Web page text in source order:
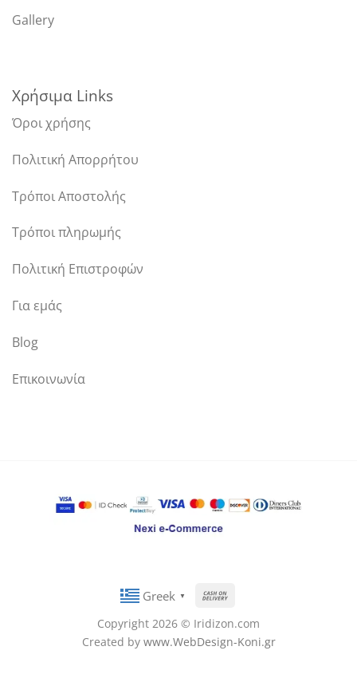
Gallery
Χρήσιμα Links
Όροι χρήσης
Πολιτική Απορρήτου
Τρόποι Αποστολής
Τρόποι πληρωμής
Πολιτική Επιστροφών
Για εμάς
Blog
Επικοινωνία
Greek ▼
Delivery
Copyright 2026 © Iridizon.com
Created by www.WebDesign-Koni.gr